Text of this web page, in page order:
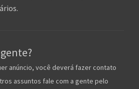
anúncio, você deverá fazer contato
assuntos fale com a gente pelo